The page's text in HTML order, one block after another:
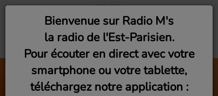
Montreuil : La Noue Regard neuf 3
Radio M's (Nassera)
Bienvenue sur Radio M's
la radio de l'Est-Parisien.
Pour écouter en direct avec votre
smartphone ou votre tablette,
téléchargez notre application :